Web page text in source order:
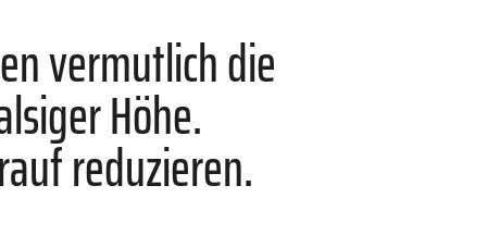
vermutlich die
Höhe.
reduzieren.